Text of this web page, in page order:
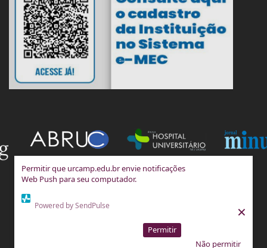
Permitir que urcamp.edu.br envie notificações
Web Push para seu computador.
Powered by SendPulse
Não permitir
Permitir
×